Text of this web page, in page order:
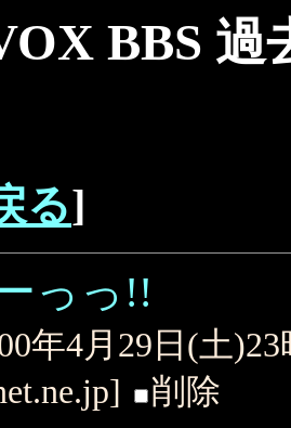
BBS 過
る]
っっ!!
年4月29日(土
削除